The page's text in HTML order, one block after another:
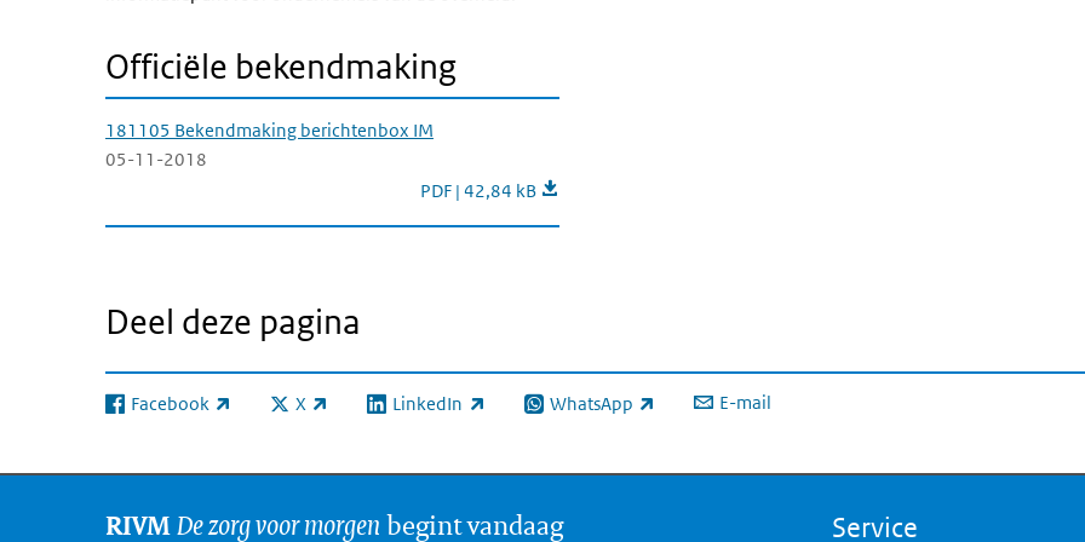
Officiële bekendmaking
181105 Bekendmaking berichtenbox IM
05-11-2018
181105 Bekendmaking berichtenbox IM
PDF | 42,84 kB
Deel deze pagina
Facebook
(externe link) X
(externe link) LinkedIn
(externe link) WhatsApp
(externe link) E-mail
RIVMDe zorg voor morgen begint vandaag Service